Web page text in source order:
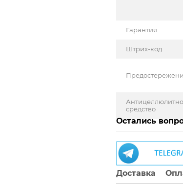
Гарантия
Штрих-код
средство
Остались
Доставка